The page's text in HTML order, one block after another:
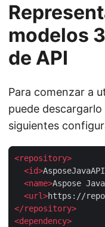
modelos
de API
Para comenzar a
puede descargarlo
siguientes
<repository>
<id>AsposeJavaAPI
<name>Aspose
<url>https://
</repository>
<dependency>